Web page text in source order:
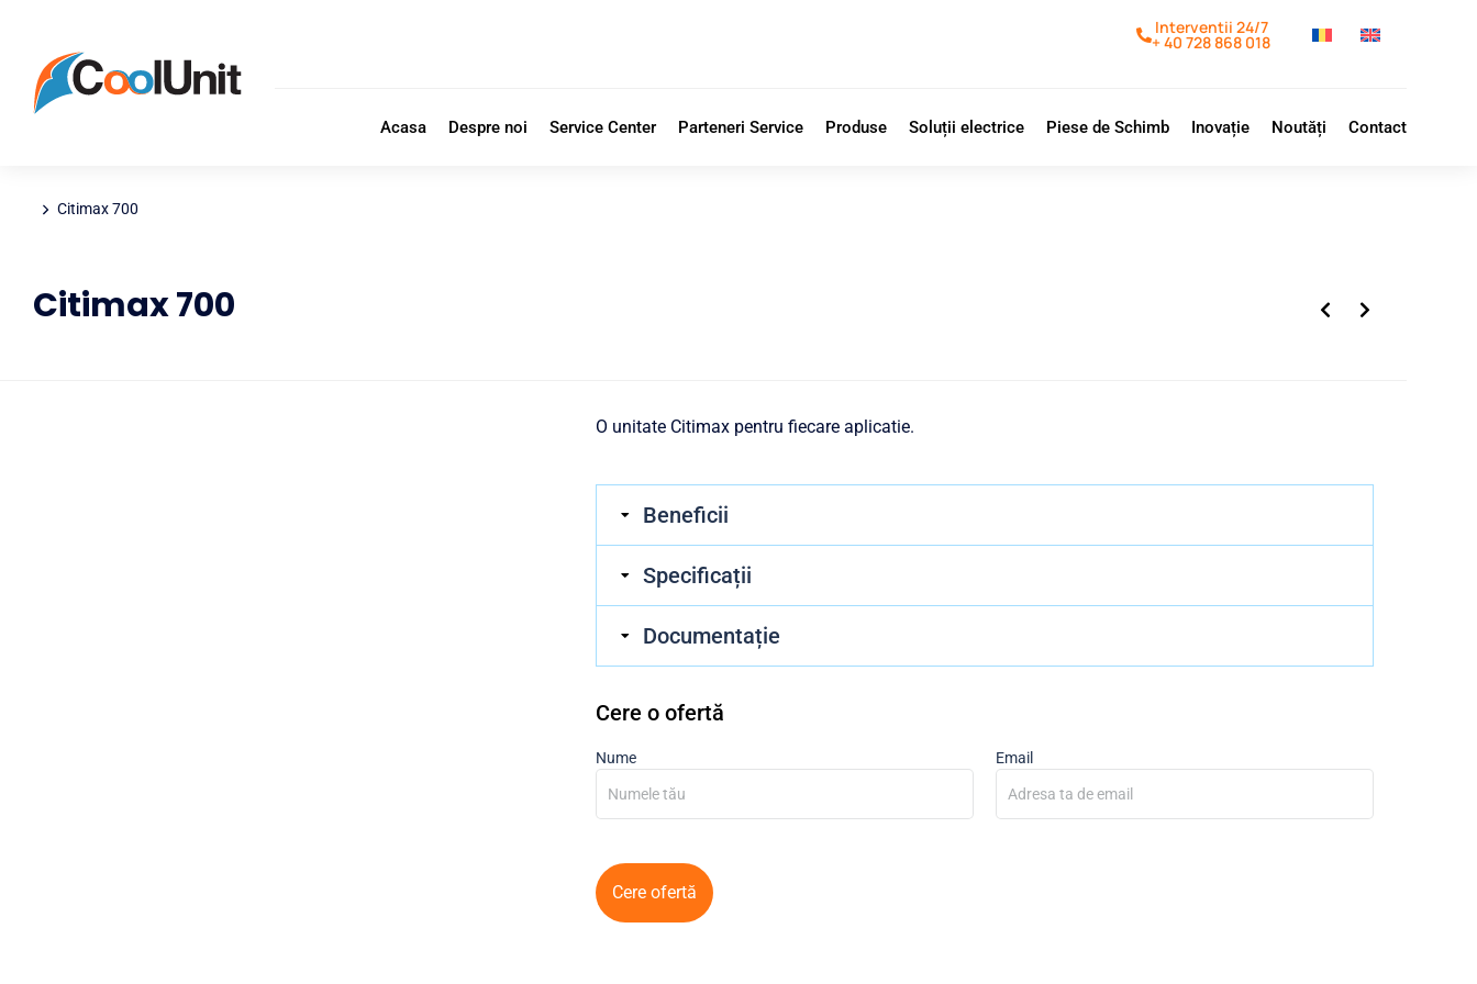
Interventii 24/7
+ 40 728 868 018
Acasa Despre noi Service Center Parteneri Service Produse Soluții electrice Piese de Schimb Inovație Noutăți Contact
You are here:
Citimax 700
Citimax 700
O unitate Citimax pentru fiecare aplicatie.
Beneficii
Specificații
Documentație
Cere o ofertă
Nume Email